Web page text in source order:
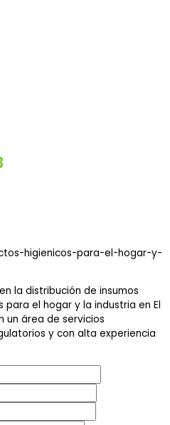
la distribución de insumos
el hogar y la industria en El
un área de servicios
y con alta experiencia